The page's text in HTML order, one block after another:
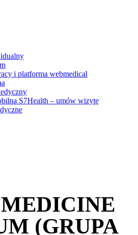
i platforma webmedical
S7Health – umów wizytę
(GRUPA